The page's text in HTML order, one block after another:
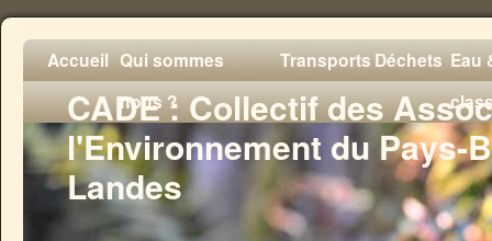
CADE : Collectif des
l'Environnement du Pays-
Landes
Accueil Qui sommes
nous ?
TransportsDéchets Eau